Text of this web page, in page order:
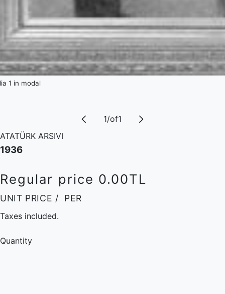
1 in modal
1/of1
ATATÜRK ARSIVI
1936
Regular price 0.00TL
UNIT PRICE / PER
Taxes included.
Quantity